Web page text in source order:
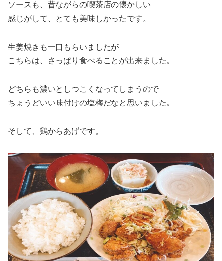
ソースも、昔ながらの喫茶店の懐かしい
感じがして、とても美味しかったです。
生姜焼きも一口もらいましたが
こちらは、さっぱり食べることが出来ました。
どちらも濃いとしつこくなってしまうので
ちょうどいい味付けの塩梅だなと思いました。
そして、鶏からあげです。